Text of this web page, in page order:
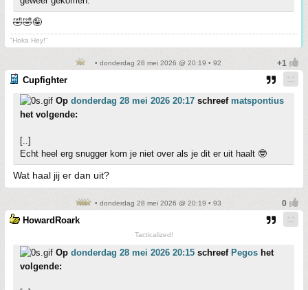
🤣🤣🤪
"Hoka Hey!"
• donderdag 28 mei 2026 @ 20:19 • 92
Cupfighter
Op donderdag 28 mei 2026 20:17 schreef matspontius
het volgende:
[..]
Echt heel erg snugger kom je niet over als je dit er uit haalt 🤓
Wat haal jij er dan uit?
• donderdag 28 mei 2026 @ 20:19 • 93
HowardRoark
Tacticalized!
Op donderdag 28 mei 2026 20:15 schreef Pegos het
volgende: